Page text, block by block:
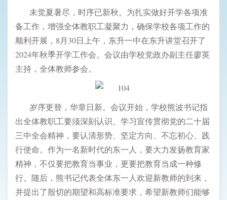
未觉夏暑尽，时序已新秋。为扎实做好开学各项准
备工作，增强全体教职工凝聚力，确保学校各项工作的
顺利开展，8月30日上午，东升一中在东升讲堂召开了
2024年秋季开学工作会。会议由学校党政办副主任廖英
主持，全体教师参会。
岁序更替，华章日新。会议开始，学校熊波书记指
出全体教职工要须深刻认识、学习宣传贯彻党的二十届
三中全会精神，要认清形势、坚定方向、不忘初心、践
行使命。作为一名新时代的东一人，要大力发扬教育家
精神，不仅要把教育当事业，更要把教育当成一种修
行。随后，熊书记代表全体东一人欢迎新教师的到来，
并提出了殷切的期望和高标准要求，希望新教师们能够